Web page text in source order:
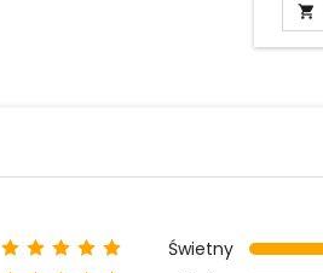

Świetny